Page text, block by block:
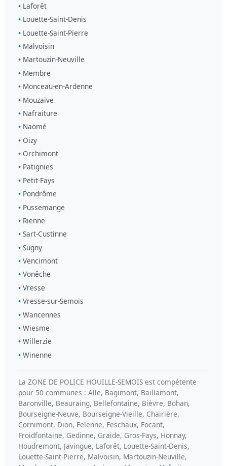
Laforêt
Louette-Saint-Denis
Louette-Saint-Pierre
Malvoisin
Martouzin-Neuville
Membre
Monceau-en-Ardenne
Mouzaive
Nafraiture
Naomé
Oizy
Orchimont
Patignies
Petit-Fays
Pondrôme
Pussemange
Rienne
Sart-Custinne
Sugny
Vencimont
Vonêche
Vresse
Vresse-sur-Semois
Wancennes
Wiesme
Willerzie
Winenne
La ZONE DE POLICE HOUILLE-SEMOIS est compétente
pour 50 communes : Alle, Bagimont, Baillamont,
Baronville, Beauraing, Bellefontaine, Bièvre, Bohan,
Bourseigne-Neuve, Bourseigne-Vieille, Chairière,
Cornimont, Dion, Felenne, Feschaux, Focant,
Froidfontaine, Gedinne, Graide, Gros-Fays, Honnay,
Houdremont, Javingue, Laforêt, Louette-Saint-Denis,
Louette-Saint-Pierre, Malvoisin, Martouzin-Neuville,